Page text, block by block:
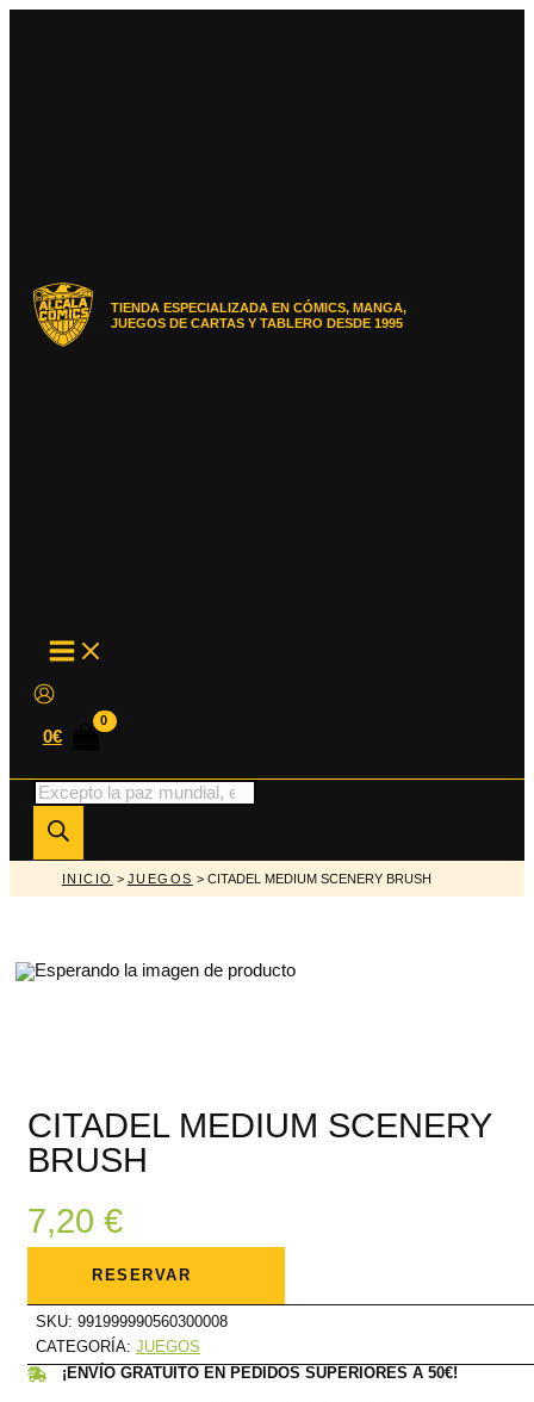
TIENDA ESPECIALIZADA EN CÓMICS, MANGA,
JUEGOS DE CARTAS Y TABLERO DESDE 1995
MAIN
MENU
0€
Búsqueda
de
productos
INICIO > JUEGOS > CITADEL MEDIUM SCENERY BRUSH
CITADEL MEDIUM SCENERY
BRUSH
7,20 €
CITADEL
MEDIUM
SCENERY
BRUSH
cantidad
RESERVAR
SKU: 991999990560300008
CATEGORÍA: JUEGOS
¡ENVÍO GRATUITO EN PEDIDOS SUPERIORES A 50€!